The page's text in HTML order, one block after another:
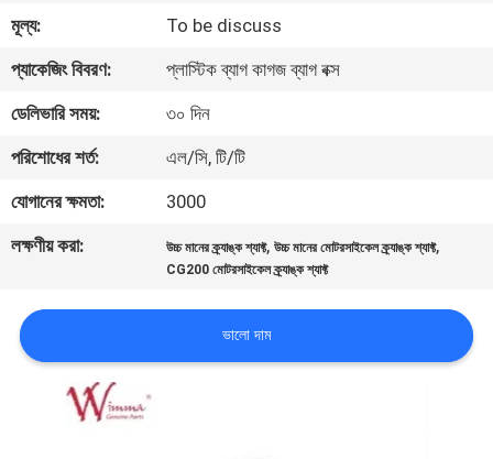
গুণমান
নিয়ন্ত্রণ
একটি
অনুরোধ
করুন
মূল্য:
To be discuss
প্যাকেজিং বিবরণ:
প্লাস্টিক ব্যাগ কাগজ ব্যাগ বক্স
ডেলিভারি সময়:
৩০ দিন
পরিশোধের শর্ত:
এল/সি, টি/টি
যোগানের ক্ষমতা:
3000
লক্ষণীয় করা:
উচ্চ মানের ক্র্যাঙ্ক শ্যাফ্ট,উচ্চ মানের মোটরসাইকেল ক্র্যাঙ্ক শ্যাফ্ট,
CG200 মোটরসাইকেল ক্র্যাঙ্ক শ্যাফ্ট
ভালো দাম